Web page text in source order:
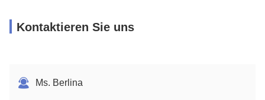
Kontaktieren Sie uns
Ms. Berlina